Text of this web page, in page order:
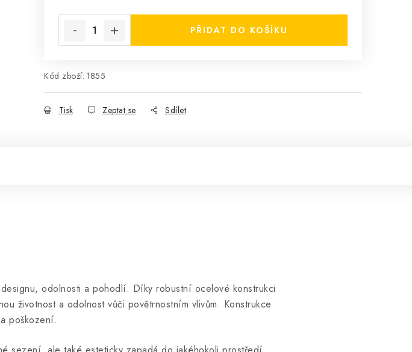
PŘIDAT DO KOŠÍKU
Kód zboží: 1855
Tisk Zeptat se Sdílet
odolnosti a pohodlí. Díky robustní ocelové konstrukci
životnost a odolnost vůči povětrnostním vlivům. Konstrukce
poškození.